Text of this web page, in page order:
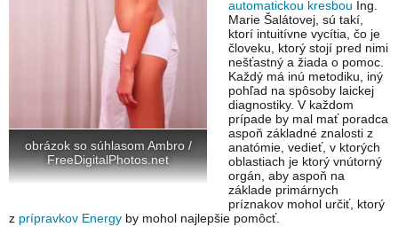
obrázok so súhlasom Ambro /
FreeDigitalPhotos.net
automatickou kresbou Ing.
Marie Šalátovej, sú takí,
ktorí intuitívne vycítia, čo je
človeku, ktorý stojí pred nimi
nešťastný a žiada o pomoc.
Každý má inú metodiku, iný
pohľad na spôsoby laickej
diagnostiky. V každom
prípade by mal mať poradca
aspoň základné znalosti z
anatómie, vedieť, v ktorých
oblastiach je ktorý vnútorný
orgán, aby aspoň na
základe primárnych
príznakov mohol určiť, ktorý
z prípravkov Energy by mohol najlepšie pomôcť.